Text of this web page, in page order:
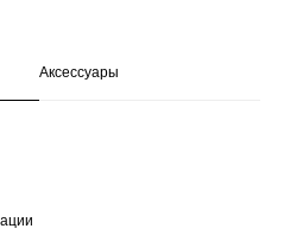
Аксессуары